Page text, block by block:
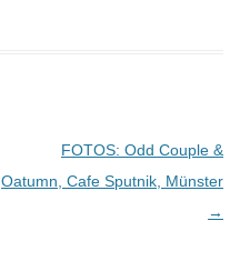
FOTOS: Odd Couple &
Oatumn, Cafe Sputnik, Münster
→